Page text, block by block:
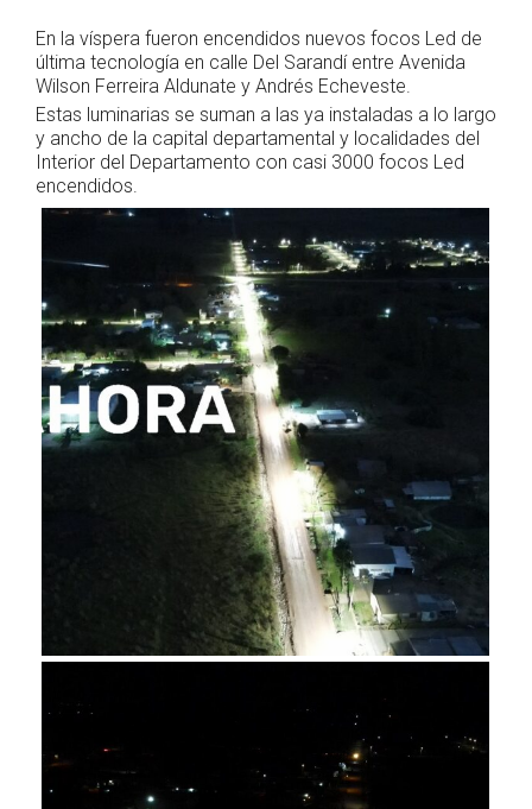
En la víspera fueron encendidos nuevos focos Led de
última tecnología en calle Del Sarandí entre Avenida
Wilson Ferreira Aldunate y Andrés Echeveste.
Estas luminarias se suman a las ya instaladas a lo largo
y ancho de la capital departamental y localidades del
Interior del Departamento con casi 3000 focos Led
encendidos.